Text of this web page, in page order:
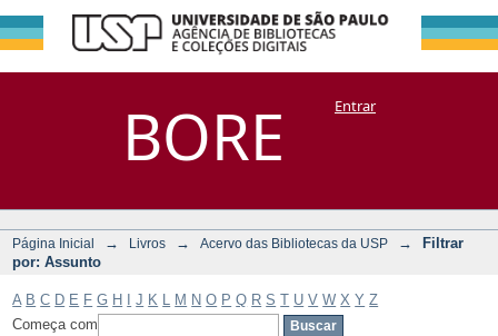
BORE
Filtrar por:
Assunto
DSpace/Manakin + CoriscoEntrar
Página Inicial → Livros → Acervo das Bibliotecas da USP →
Filtrar
por: Assunto
A B C D E F G H J K M N O P Q R S T U V W X Y Z
Começa com